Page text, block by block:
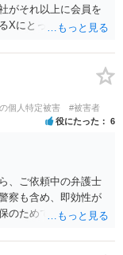
がそれ以上に会員を
Xにとって、日本の会
だできていない」な
方で対応してくる方
いほど行ってきま
個人特定被害 #被害者
役にたった 6
、ご依頼中の弁護士
察も含め、即効性が
のためできることは